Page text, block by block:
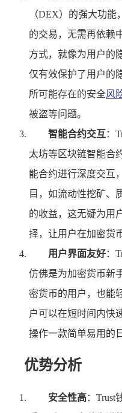
（DEX）的强大功
的交易，无需再依赖
方式，就像为用户的
仅有效保护了用户的
所可能存在的安全风
被盗等问题。
智能合约交互 ：
太坊等区块链智能合
能合约进行深度交互
目，如流动性挖矿、
的收益，这无疑为用
择，让用户在加密货
用户界面友好：
仿佛是为加密货币新
密货币的用户，也能
户可以在短时间内快
操作一款简单易用的
优势分析
安全性高：Trust